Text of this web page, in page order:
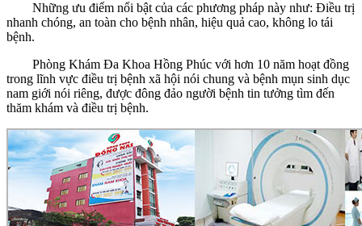
Những ưu điểm nổi bật của các phương pháp này như: Điều trị
nhanh chóng, an toàn cho bệnh nhân, hiệu quả cao, không lo tái
bệnh.
Phòng Khám Đa Khoa Hồng Phúc với hơn 10 năm hoạt đồng
trong lĩnh vực điều trị bệnh xã hội nói chung và bệnh mụn sinh dục
nam giới nói riêng, được đông đảo người bệnh tin tưởng tìm đến
thăm khám và điều trị bệnh.